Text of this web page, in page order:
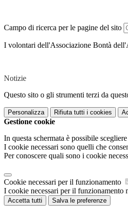
Campo di ricerca per le pagine del sito
I volontari dell'Associazione Bontà
Notizie
Questo sito o gli strumenti terzi da
Personalizza Rifiuta tutti i cookies
Gestione cookie
In questa schermata è possibile
I cookie necessari sono quelli che
Per conoscere quali sono i cookie
Cookie necessari per il funzionamento
I cookie necessari per il funzionamento
Accetta tutti Salva le preferenze